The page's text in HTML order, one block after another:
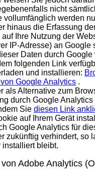
nicht
vollumfänglich werden
hinaus die Erfassung
Ihre Nutzung der
IP-Adresse) an Google
Daten durch
folgenden Link
und installieren:
Google Analytics .
als Alternative zum
durch Google
Sie diesen Link
auf Ihrem Gerät
Google Analytics für
zukünftig verhindert, so
installiert bleibt.
Adobe Analytics